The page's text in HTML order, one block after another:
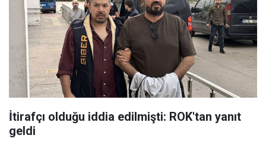
İtirafçı olduğu iddia edilmişti: ROK'tan yanıt
geldi